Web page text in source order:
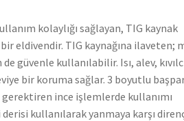
kolaylığı sağlayan, TIG kaynak
eldivendir. TIG kaynağına ilaveten;
güvenle kullanılabilir. Isı, alev,
bir koruma sağlar. 3 boyutlu
ince işlemlerde kullanımı
kullanılarak yanmaya karşı